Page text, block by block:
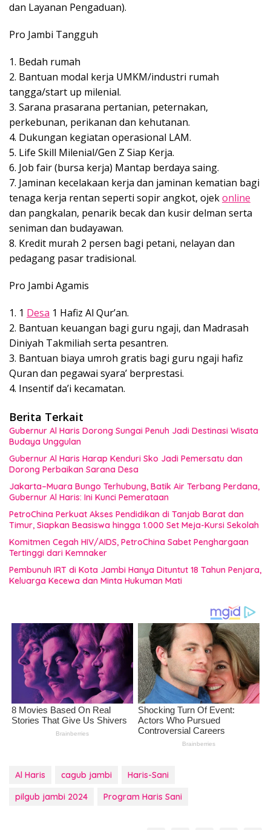
dan Layanan Pengaduan).
Pro Jambi Tangguh
1. Bedah rumah
2. Bantuan modal kerja UMKM/industri rumah
tangga/start up milenial.
3. Sarana prasarana pertanian, peternakan,
perkebunan, perikanan dan kehutanan.
4. Dukungan kegiatan operasional LAM.
5. Life Skill Milenial/Gen Z Siap Kerja.
6. Job fair (bursa kerja) Mantap berdaya saing.
7. Jaminan kecelakaan kerja dan jaminan kematian bagi
tenaga kerja rentan seperti sopir angkot, ojekonline
dan pangkalan, penarik becak dan kusir delman serta
seniman dan budayawan.
8. Kredit murah 2 persen bagi petani, nelayan dan
pedagang pasar tradisional.
Pro Jambi Agamis
1. 1 Desa 1 Hafiz Al Qur’an.
2. Bantuan keuangan bagi guru ngaji, dan Madrasah
Diniyah Takmiliah serta pesantren.
3. Bantuan biaya umroh gratis bagi guru ngaji hafiz
Quran dan pegawai syara’ berprestasi.
4. Insentif da’i kecamatan.
Berita Terkait
Gubernur Al Haris Dorong Sungai Penuh Jadi Destinasi Wisata
Budaya Unggulan
Gubernur Al Haris Harap Kenduri Sko Jadi Pemersatu dan
Dorong Perbaikan Sarana Desa
Jakarta–Muara Bungo Terhubung, Batik Air Terbang Perdana,
Gubernur Al Haris: Ini Kunci Pemerataan
PetroChina Perkuat Akses Pendidikan di Tanjab Barat dan
Timur, Siapkan Beasiswa hingga 1.000 Set Meja-Kursi Sekolah
Komitmen Cegah HIV/AIDS, PetroChina Sabet Penghargaan
Tertinggi dari Kemnaker
Pembunuh IRT di Kota Jambi Hanya Dituntut 18 Tahun Penjara,
Keluarga Kecewa dan Minta Hukuman Mati
Al Haris cagub jambi
Haris-Sani
pilgub jambi 2024
Program Haris Sani